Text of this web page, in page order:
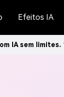
Efeitos IA
IA sem limites.